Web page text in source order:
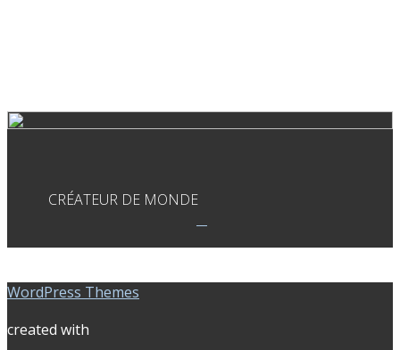
CRÉATEUR DE MONDE
WordPress Themes
created with